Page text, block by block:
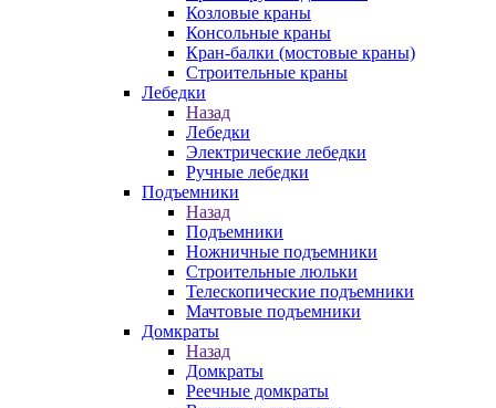
Козловые краны
Консольные краны
Кран-балки (мостовые краны)
Строительные краны
Лебедки
Назад
Лебедки
Электрические лебедки
Ручные лебедки
Подъемники
Назад
Подъемники
Ножничные подъемники
Строительные люльки
Телескопические подъемники
Мачтовые подъемники
Домкраты
Назад
Домкраты
Реечные домкраты